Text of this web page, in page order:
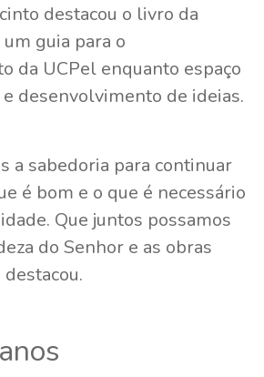
destacou o livro da
guia para o
da UCPel enquanto espaço
desenvolvimento de ideias.
a sabedoria para continuar
é bom e o que é necessário
Que juntos possamos
do Senhor e as obras
destacou.